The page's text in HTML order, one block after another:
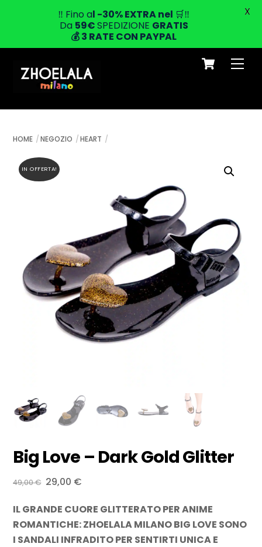
Cart
HOME NEGOZIO HEART
IN OFFERTA!
Big Love – Dark Gold Glitter
49,00€ Il
originale
era:
49,00 €.
29,00 €
attuale
è:
29,00 €.
IL GRANDE CUORE GLITTERATO PER ANIME
ROMANTICHE: ZHOELALA MILANO BIG LOVE SONO
I SANDALI INFRADITO PER SENTIRTI UNICA E
‼️ Fino al -30% EXTRAnel 🛒‼️
Da 59€SPEDIZIONE GRATIS
💰3 RATE CON PAYPAL
X